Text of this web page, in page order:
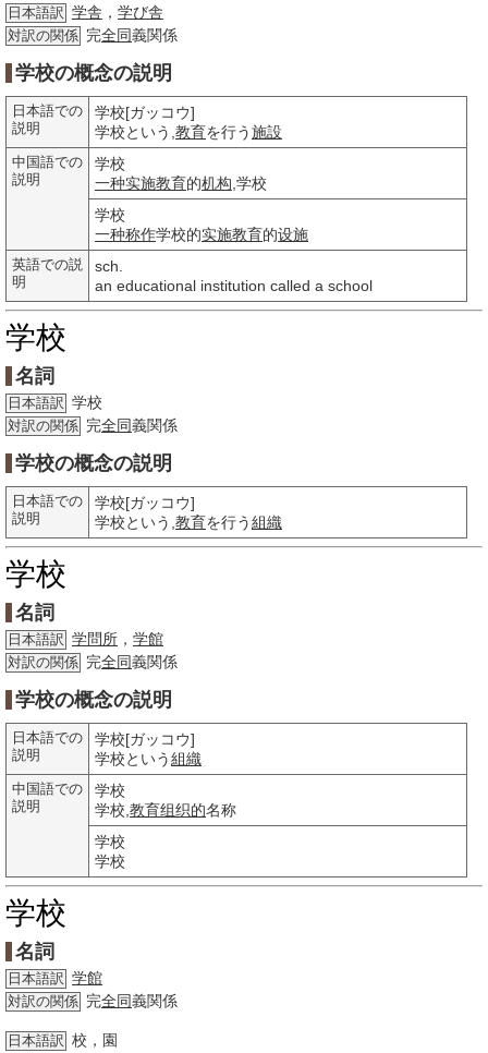
日本語訳 学舎 ， 学び舎
対訳の関係 完全同義関係
学校の概念の説明
日本語での
説明
学校[ガッコウ]
学校という, 教育を行う施設
中国語での
説明
学校
一种实施教育的机构 ,学校
学校
一种称作学校的实施教育的设施
英語での説
明
sch.
an educational institution called a school
学校
名詞
日本語訳 学校
対訳の関係 完全同義関係
学校の概念の説明
日本語での
説明
学校[ガッコウ]
学校という, 教育を行う組織
学校
名詞
日本語訳 学問所 ， 学館
対訳の関係 完全同義関係
学校の概念の説明
日本語での
説明
学校[ガッコウ]
学校という組織
中国語での
説明
学校
学校, 教育组织的名称
学校
学校
学校
名詞
日本語訳 学館
対訳の関係 完全同義関係
日本語訳 校，園